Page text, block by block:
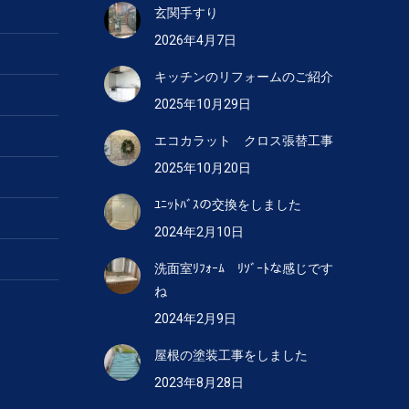
玄関手すり
2026年4月7日
キッチンのリフォームのご紹介
2025年10月29日
エコカラット クロス張替工事
2025年10月20日
ﾕﾆｯﾄﾊﾞｽの交換をしました
2024年2月10日
洗面室ﾘﾌｫｰﾑ ﾘｿﾞｰﾄな感じです
ね
2024年2月9日
屋根の塗装工事をしました
2023年8月28日